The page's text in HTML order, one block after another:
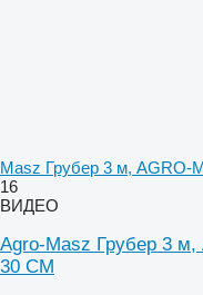
Masz Грубер 3 м,
16
ВИДЕО
Agro-Masz Грубер 3
30 СМ